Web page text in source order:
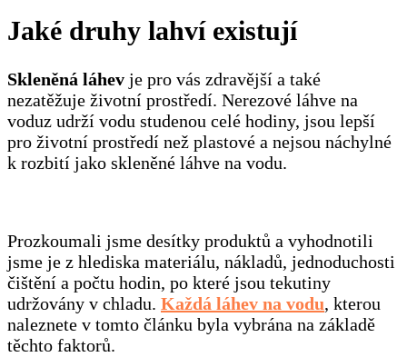
Jaké druhy lahví existují
Skleněná láhev je pro vás zdravější a také
nezatěžuje životní prostředí. Nerezové láhve na
voduz udrží vodu studenou celé hodiny, jsou lepší
pro životní prostředí než plastové a nejsou náchylné
k rozbití jako skleněné láhve na vodu.
Prozkoumali jsme desítky produktů a vyhodnotili
jsme je z hlediska materiálu, nákladů, jednoduchosti
čištění a počtu hodin, po které jsou tekutiny
udržovány v chladu. Každá láhev na vodu, kterou
naleznete v tomto článku byla vybrána na základě
těchto faktorů.